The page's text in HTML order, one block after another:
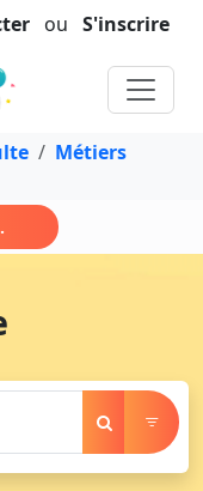
ou S'inscrire
Métiers